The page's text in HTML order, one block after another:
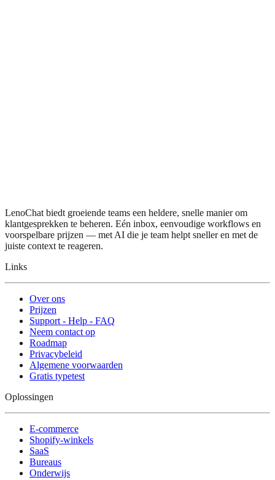
LenoChat biedt groeiende teams een heldere, snelle manier om
klantgesprekken te beheren. Eén inbox, eenvoudige workflows en
voorspelbare prijzen — met AI die je team helpt sneller en met de
juiste context te reageren.
Links
Over ons
Prijzen
Support - Help - FAQ
Neem contact op
Roadmap
Privacybeleid
Algemene voorwaarden
Gratis typetest
Oplossingen
E-commerce
Shopify-winkels
SaaS
Bureaus
Onderwijs